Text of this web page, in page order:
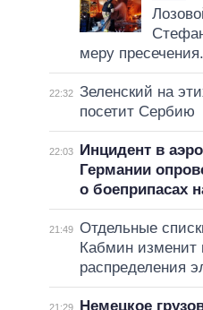
меру
22:32 Зеленский на
посетит Сербию
22:03
Инцидент в
Германии
о боеприпасах
21:49 Отдельные
Кабмин изменит
распределения
21:29
Немецкое